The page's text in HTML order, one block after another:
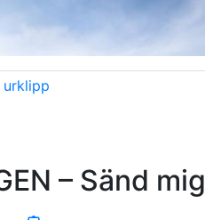
urklipp
– Sänd mig